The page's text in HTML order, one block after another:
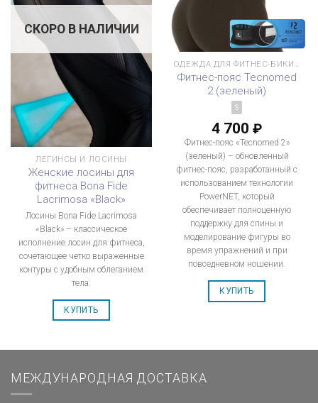
СКОРО В НАЛИЧИИ
ЛЕГИНСЫ И ЛОСИНЫ
Женские лосины для
фитнеса Bona Fide
Lacrimosa «Black»
Лосины Bona Fide Lacrimosa
«Black» – классическое
исполнение лосин для фитнеса,
сочетающее четко выраженные
контуры с удобным облеганием
тела.
КУПИТЬ
ОДЕЖДА ДЛЯ ФИТНЕС-БИКИНИ
Фитнес-пояс Tecnomed
2 (зеленый)
S
4 700 ₽
Фитнес-пояс «Tecnomed 2»
(зеленый) – обновленный
фитнес-пояс, разработанный с
использованием технологии
PowerNET, который
обеспечивает полноценную
поддержку для спины и
моделирование фигуры во
время упражнений и при
повседневном ношении.
КУПИТЬ
МЕЖДУНАРОДНАЯ ДОСТАВКА